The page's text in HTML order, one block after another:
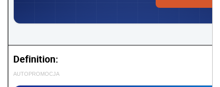
Definition:
AUTOPROMOCJA